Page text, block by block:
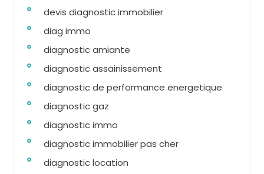
devis diagnostic immobilier
diag immo
diagnostic amiante
diagnostic assainissement
diagnostic de performance energetique
diagnostic gaz
diagnostic immo
diagnostic immobilier pas cher
diagnostic location